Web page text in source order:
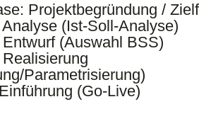
Projektbegründung /
(Ist-Soll-Analyse)
(Auswahl BSS)
Parametrisierung)
(Go-Live)